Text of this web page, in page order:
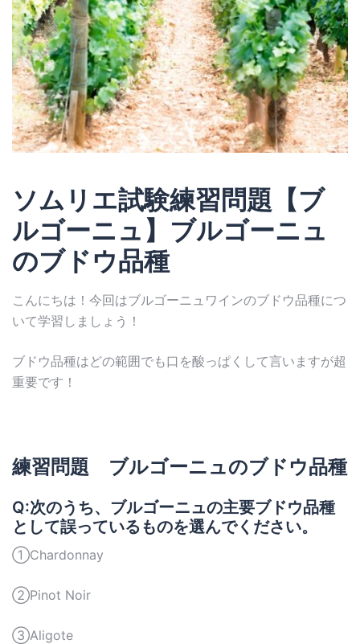
ソムリエ試験練習問題【ブ
ルゴーニュ】ブルゴーニュ
のブドウ品種
こんにちは！今回はブルゴーニュワインのブドウ品種につ
いて学習しましょう！
ブドウ品種はどの範囲でも口を酸っぱくして言いますが超
重要です！
練習問題 ブルゴーニュのブドウ品種
Q:次のうち、ブルゴーニュの主要ブドウ品種
として誤っているものを選んでください。
①Chardonnay
②Pinot Noir
③Aligote